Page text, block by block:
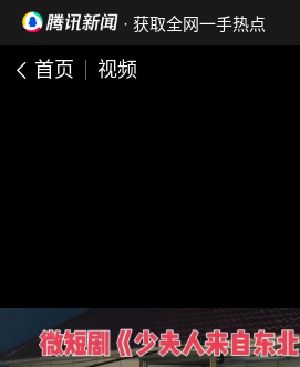
· 获取全网一手热点
首页 视频